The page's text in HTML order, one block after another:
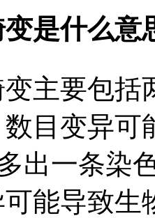
是什么意
要包括
目变异可
出一条染
能导致生